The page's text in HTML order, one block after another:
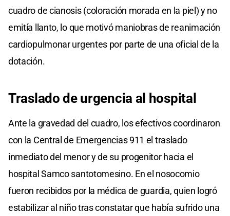
cuadro de cianosis (coloración morada en la piel) y no
emitía llanto, lo que motivó maniobras de reanimación
cardiopulmonar urgentes por parte de una oficial de la
dotación.
Traslado de urgencia al hospital
Ante la gravedad del cuadro, los efectivos coordinaron
con la Central de Emergencias 911 el traslado
inmediato del menor y de su progenitor hacia el
hospital Samco santotomesino. En el nosocomio
fueron recibidos por la médica de guardia, quien logró
estabilizar al niño tras constatar que había sufrido una